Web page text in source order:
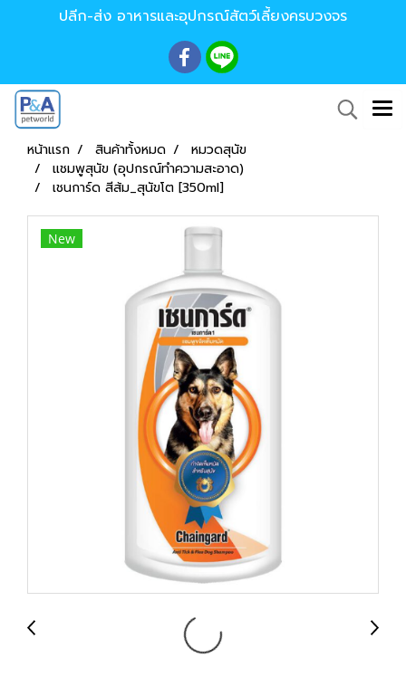
ปลีก-ส่ง อาหารและอุปกรณ์สัตว์เลี้ยงครบวงจร
หน้าแรก สินค้าทั้งหมด
หมวดสุนัข
แชมพูสุนัข (อุปกรณ์ทำความสะอาด)
เชนการ์ด สีส้ม_สุนัขโต [350ml]
New